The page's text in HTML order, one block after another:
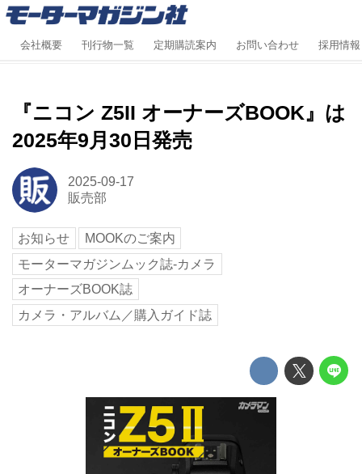
会社概要 刊行物一覧 定期購読案内 お問い合わせ 採用情報
『ニコン Z5II オーナーズBOOK』は
2025年9月30日発売
2025-09-17
販売部
お知らせ
MOOKのご案内
モーターマガジンムック誌-カメラ
オーナーズBOOK誌
カメラ・アルバム／購入ガイド誌